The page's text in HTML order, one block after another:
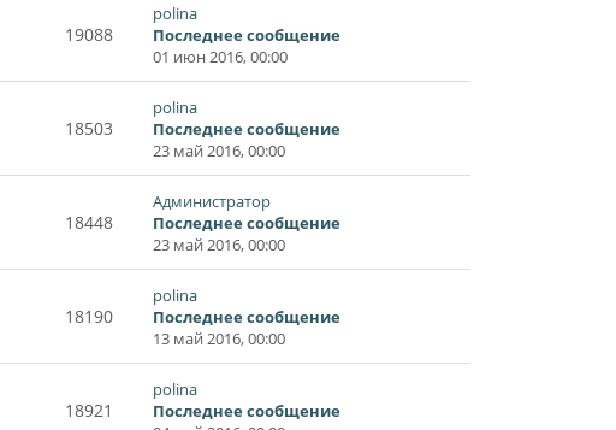
19088
polina
Последнее сообщение
01 июн 2016, 00:00
18503
polina
Последнее сообщение
23 май 2016, 00:00
18448
Администратор
Последнее сообщение
23 май 2016, 00:00
18190
polina
Последнее сообщение
13 май 2016, 00:00
18921
polina
Последнее сообщение